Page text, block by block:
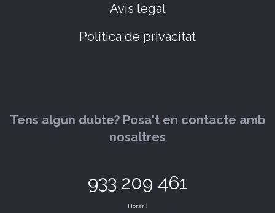
Avís legal
Política de privacitat
Tens algun dubte? Posa't en contacte amb
nosaltres
933 209 461
Horari: